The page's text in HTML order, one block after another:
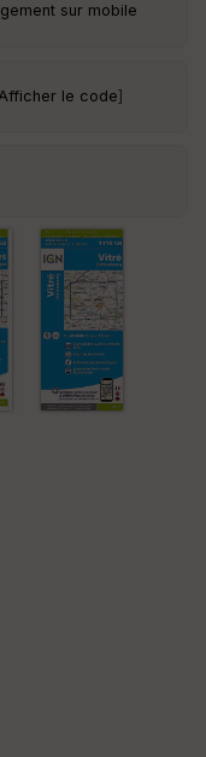
sur mobile
Afficher le code]